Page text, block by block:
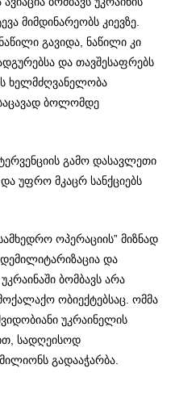
მიმდინარეობს კიევზე.
გავიდა, ნაწილი კი
და თავშესაფრებს
ხელმძღვანელობა
ბოლომდე
გამო დასავლეთი
უფრო მკაცრ სანქციებს
ოპერაციის” მიზნად
და
ბომბავს არა
ობიექტებსაც. ომმა
უკრაინელის
სადღეისოდ
გადააჭარბა.